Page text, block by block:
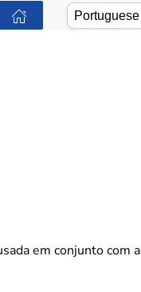
em conjunto com a